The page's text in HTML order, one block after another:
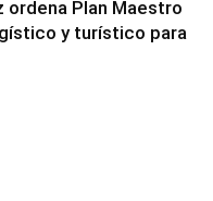
ordena Plan Maestro
y turístico para